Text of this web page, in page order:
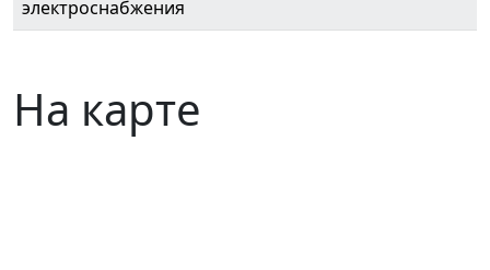
электроснабжения
На карте